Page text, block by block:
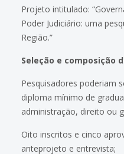
Projeto intitulado:
Poder Judiciário: uma
Região.”
Seleção e composição
Pesquisadores poderiam
diploma mínimo de
administração, direito ou
Oito inscritos e cinco
anteprojeto e entrevista;